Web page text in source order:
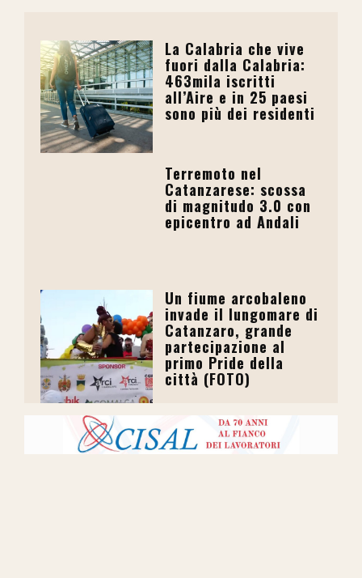
La Calabria che vive
fuori dalla Calabria:
463mila iscritti
all’Aire e in 25 paesi
sono più dei residenti
Terremoto nel
Catanzarese: scossa
di magnitudo 3.0 con
epicentro ad Andali
Un fiume arcobaleno
invade il lungomare di
Catanzaro, grande
partecipazione al
primo Pride della
città (FOTO)